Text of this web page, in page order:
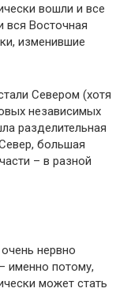
вошли и все
вся Восточная
изменившие
Севером (хотя
независимых
разделительная
большая
– в разной
нервно
именно потому,
может стать